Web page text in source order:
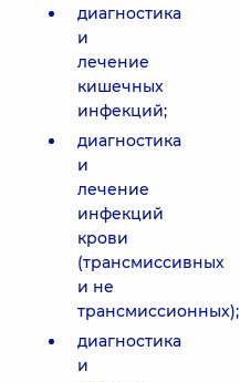
диагностика
и
лечение
кишечных
инфекций;
диагностика
и
лечение
инфекций
крови
(трансмиссивных
и не
трансмиссионных);
диагностика
и